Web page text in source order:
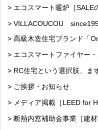
> エコスマート暖炉［SALE
> VILLACOUCOU
> 高級木造住宅ブランド「
> エコスマートファイヤー
> RC住宅という選択肢、ま
> ご挨拶・お知らせ
> メディア掲載［LEED for
> 断熱内窓補助金事業［建